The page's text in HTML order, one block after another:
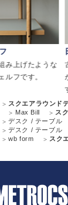
み上げたような
ルフです。
スクエアラウンド
Max Bill
ス
デスク / テーブル
デスク / テーブル
wb form スク